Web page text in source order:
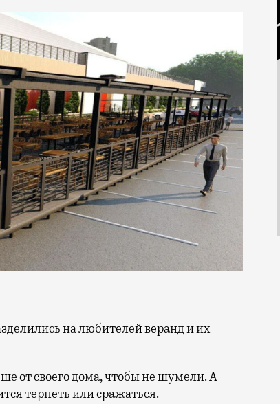
от своего дома, чтобы не шумели. А
терпеть или сражаться.